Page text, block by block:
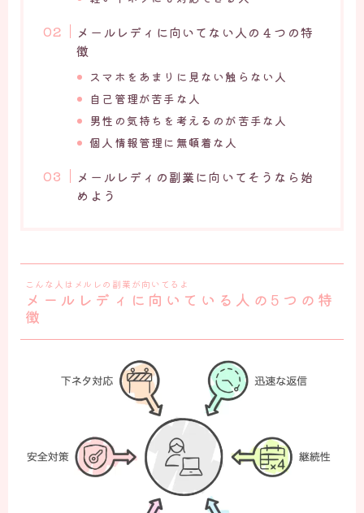
メールレディに向いてない人の４つの特
徴
スマホをあまりに見ない触らない人
自己管理が苦手な人
男性の気持ちを考えるのが苦手な人
個人情報管理に無頓着な人
メールレディの副業に向いてそうなら始
めよう
こんな人はメルレの副業が向いてるよ
メールレディに向いている人の5つの特
徴